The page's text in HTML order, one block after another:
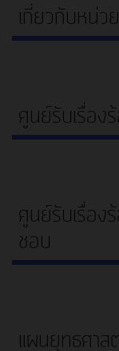
เกี่ยวกับหน่ว
ศูนย์รับเรื่อง
ศูนย์รับเรื่อง
ชอบ
แผนยุทธศา